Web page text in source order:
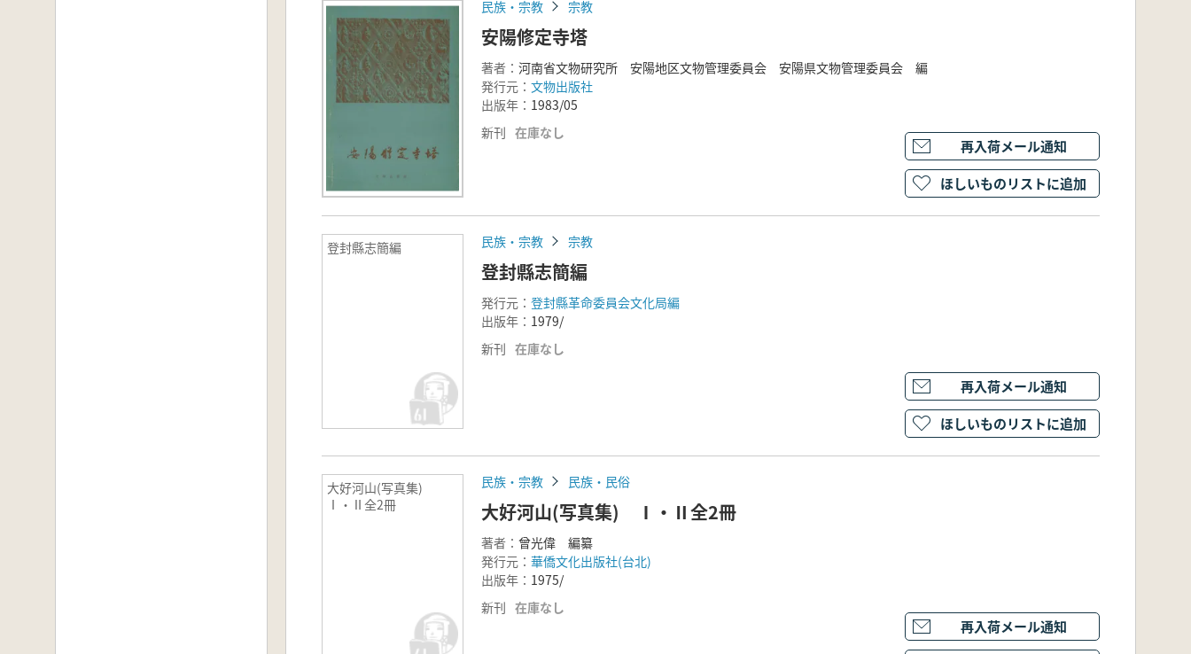
民族・宗教 宗教
安陽修定寺塔
著者： 河南省文物研究所 安陽地区文物管理委員会 安陽県文物管理委員会 編
発行元： 文物出版社
出版年： 1983/05
新刊 在庫なし
再入荷メール通知
ほしいものリストに追加
登封縣志簡編 民族・宗教 宗教
登封縣志簡編
発行元： 登封縣革命委員会文化局編
出版年： 1979/
新刊 在庫なし
再入荷メール通知
ほしいものリストに追加
大好河山(写真集)
Ⅰ・Ⅱ全2冊
民族・宗教 民族・民俗
大好河山(写真集) Ⅰ・Ⅱ全2冊
著者： 曾光偉 編纂
発行元： 華僑文化出版社(台北)
出版年： 1975/
新刊 在庫なし
再入荷メール通知